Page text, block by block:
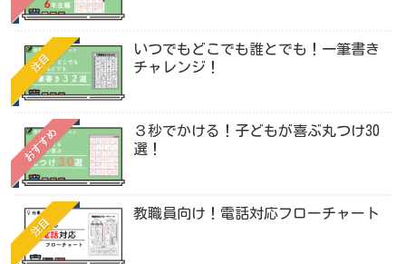
注目
いつでもどこでも誰とでも！一筆書き
チャレンジ！
おすすめ
３秒でかける！子どもが喜ぶ丸つけ30
選！
注目
教職員向け！電話対応フローチャート